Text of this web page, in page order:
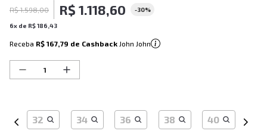
R$ 1.598,00 R$ 1.118,60 -30%
6x de R$186 43
Receba R$ 167,79 de Cashback John John
32 34 36 38 40